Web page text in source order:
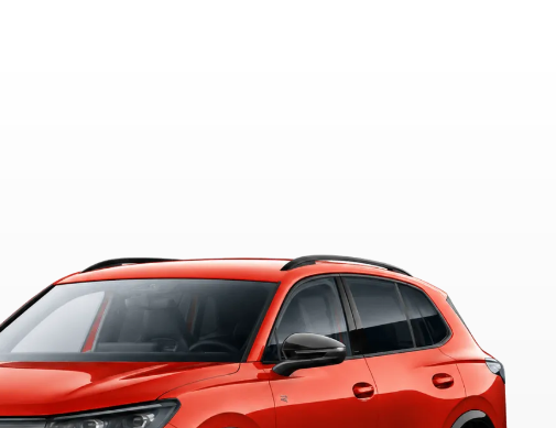
y otros, tal como
política de